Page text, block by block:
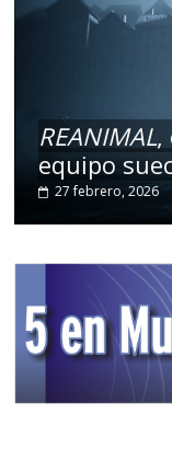
REANIMAL,
equipo
27 febrero, 2026